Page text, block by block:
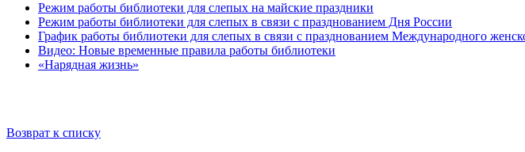
Режим работы библиотеки для слепых на майские праздники
Режим работы библиотеки для слепых в связи с празднованием Дня России
График работы библиотеки для слепых в связи с празднованием Международного
Видео: Новые временные правила работы библиотеки
«Нарядная жизнь»
Возврат к списку